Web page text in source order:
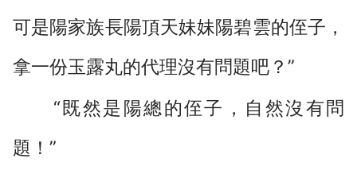
可是陽家族長陽頂天妹妹陽碧雲的侄子，
拿一份玉露丸的代理沒有問題吧？”
“既然是陽總的侄子，自然沒有問
題！”